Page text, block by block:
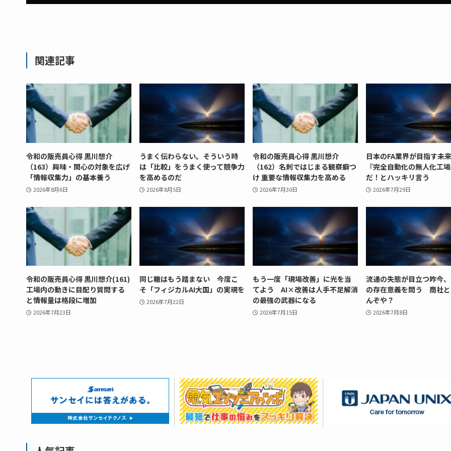
関連記事
令和の販売員心得 黒川想介
（163）興味・関心の対象を広げ
「情報収集力」の基本養う
2026年8月6日
うまく伝わらない。そういう時
は「比較」をうまく使って競争力
を高めるのだ
2026年8月5日
令和の販売員心得 黒川想介
（162）名刺ではじまる観察癖つ
け 重要な情報収集力を高める
2026年7月30日
日本のFA業界が目指す未
『完全自動化の無人化工
だ！とハッキリ言う
2026年7月29日
令和の販売員心得 黒川想介(161)
工場内の動きに目配り質問する
と情報量は格段に増加
2026年7月23日
同じ轍はもう踏まない 今度こ
そ「フィジカルAI大国」の実現を
2026年7月22日
もう一度「現場改善」に光を当
てよう AI×改善は人手不足解消
の最強の武器になる
2026年7月15日
流通の失態が目立つ昨今
の存在意義を問う 商社
んぞや？
2026年7月8日